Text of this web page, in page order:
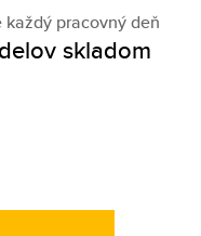
každý pracovný deň
skladom